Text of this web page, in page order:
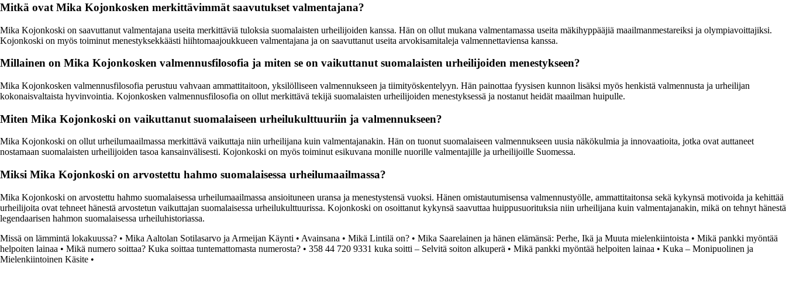
Mitkä ovat Mika Kojonkosken merkittävimmät saavutukset valmentajana?
Mika Kojonkoski on saavuttanut valmentajana useita merkittäviä tuloksia suomalaisten urheilijoiden kanssa. Hän on ollut mukana valmentamassa useita mäkihyppääjiä maailmanmestareiksi ja olympiavoittajiksi.
Kojonkoski on myös toiminut menestyksekkäästi hiihtomaajoukkueen valmentajana ja on saavuttanut useita arvokisamitaleja valmennettaviensa kanssa.
Millainen on Mika Kojonkosken valmennusfilosofia ja miten se on vaikuttanut suomalaisten urheilijoiden menestykseen?
Mika Kojonkosken valmennusfilosofia perustuu vahvaan ammattitaitoon, yksilölliseen valmennukseen ja tiimityöskentelyyn. Hän painottaa fyysisen kunnon lisäksi myös henkistä valmennusta ja urheilijan
kokonaisvaltaista hyvinvointia. Kojonkosken valmennusfilosofia on ollut merkittävä tekijä suomalaisten urheilijoiden menestyksessä ja nostanut heidät maailman huipulle.
Miten Mika Kojonkoski on vaikuttanut suomalaiseen urheilukulttuuriin ja valmennukseen?
Mika Kojonkoski on ollut urheilumaailmassa merkittävä vaikuttaja niin urheilijana kuin valmentajanakin. Hän on tuonut suomalaiseen valmennukseen uusia näkökulmia ja innovaatioita, jotka ovat auttaneet
nostamaan suomalaisten urheilijoiden tasoa kansainvälisesti. Kojonkoski on myös toiminut esikuvana monille nuorille valmentajille ja urheilijoille Suomessa.
Miksi Mika Kojonkoski on arvostettu hahmo suomalaisessa urheilumaailmassa?
Mika Kojonkoski on arvostettu hahmo suomalaisessa urheilumaailmassa ansioituneen uransa ja menestystensä vuoksi. Hänen omistautumisensa valmennustyölle, ammattitaitonsa sekä kykynsä motivoida ja kehittää
urheilijoita ovat tehneet hänestä arvostetun vaikuttajan suomalaisessa urheilukulttuurissa. Kojonkoski on osoittanut kykynsä saavuttaa huippusuorituksia niin urheilijana kuin valmentajanakin, mikä on tehnyt hänestä
legendaarisen hahmon suomalaisessa urheiluhistoriassa.
Missä on lämmintä lokakuussa? • Mika Aaltolan Sotilasarvo ja Armeijan Käynti • Avainsana • Mikä Lintilä on? • Mika Saarelainen ja hänen elämänsä: Perhe, Ikä ja Muuta mielenkiintoista • Mikä pankki myöntää
helpoiten lainaa • Mikä numero soittaa? Kuka soittaa tuntemattomasta numerosta? • 358 44 720 9331 kuka soitti – Selvitä soiton alkuperä • Mikä pankki myöntää helpoiten lainaa • Kuka – Monipuolinen ja
Mielenkiintoinen Käsite •